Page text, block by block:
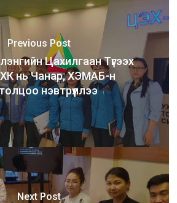
Previous Post
Цахилгаан Түгээх
ХК нь Чанар, ХЭМАБ-н
нэвтрүүллээ
Next Post